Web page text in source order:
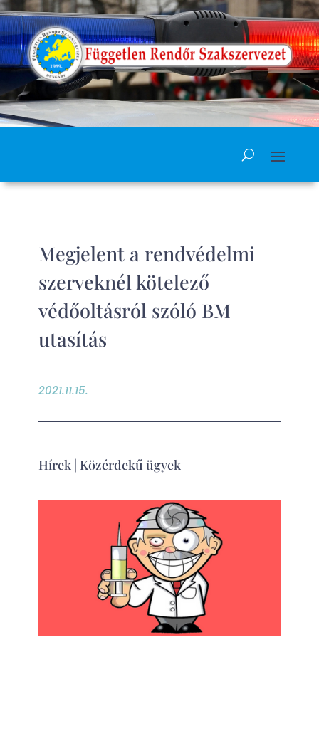
Megjelent a rendvédelmi
szerveknél kötelező
védőoltásról szóló BM
utasítás
2021.11.15.
Hírek| Közérdekű ügyek